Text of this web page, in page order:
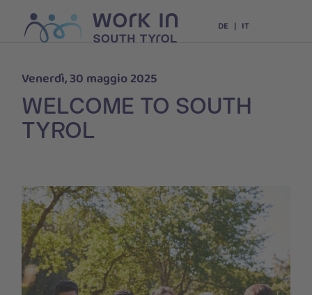
DE IT
Venerdì, 30 maggio 2025
WELCOME TO SOUTH
TYROL